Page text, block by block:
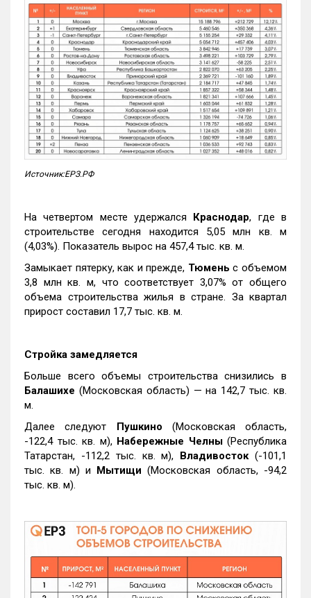
Источник:ЕРЗ.РФ
На четвертом месте удержался Краснодар, где в
строительстве сегодня находится 5,05 млн кв. м
(4,03%). Показатель вырос на 457,4 тыс. кв. м.
Замыкает пятерку, как и прежде, Тюмень с объемом
3,8 млн кв. м, что соответствует 3,07% от общего
объема строительства жилья в стране. За квартал
прирост составил 17,7 тыс. кв. м.
Стройка замедляется
Больше всего объемы строительства снизились в
Балашихе (Московская область) — на 142,7 тыс. кв.
м.
Далее следуют Пушкино (Московская область,
-122,4 тыс. кв. м), Набережные Челны(Республика
Татарстан, -112,2 тыс. кв. м), Владивосток(-101,1
тыс. кв. м) и Мытищи (Московская область, -94,2
тыс. кв. м).